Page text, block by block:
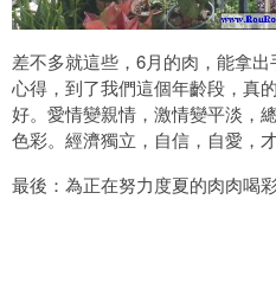
差不多就這些，6月的肉，能拿
心得，到了我們這個年齡段，真
好。愛情變親情，激情變平淡，
色彩。經濟獨立，自信，自愛，
最後：為正在努力度夏的肉肉喝彩